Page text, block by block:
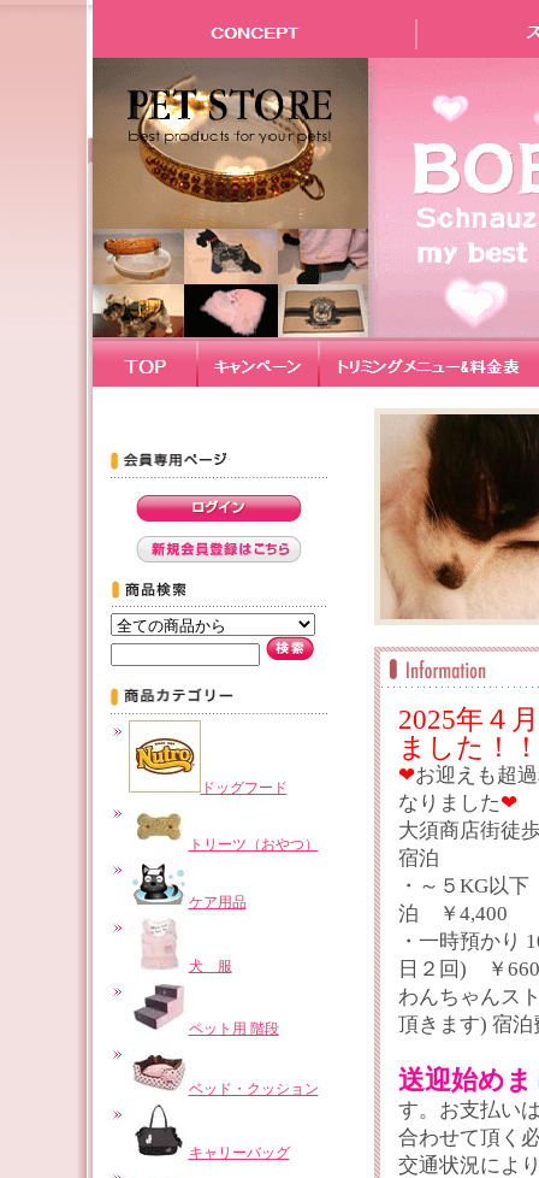
ドッグフード
トリーツ（おやつ）
ケア用品
犬 服
ペット用 階段
ベッド・クッション
キャリーバッグ
2025年４
ました！！
❤お迎えも超
なりました❤
大須商店街徒
・～５
泊 ￥4,400
・一時預かり
日２回) ￥660
わんちゃんス
頂きます) 宿泊
送迎始め
す。お支払い
合わせて頂く
交通状況によ